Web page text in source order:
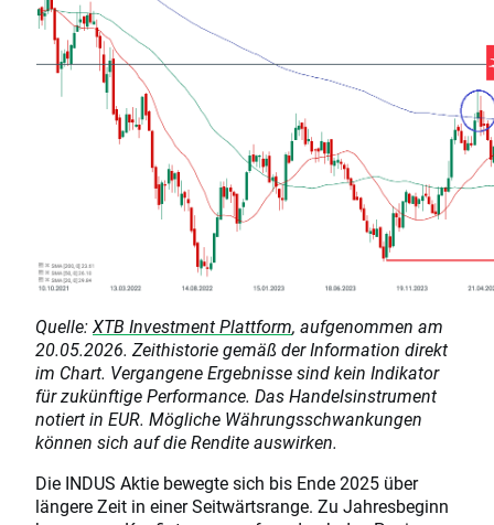
Quelle:XTB Investment Plattform, aufgenommen am
20.05.2026. Zeithistorie gemäß der Information direkt
im Chart. Vergangene Ergebnisse sind kein Indikator
für zukünftige Performance. Das Handelsinstrument
notiert in EUR. Mögliche Währungsschwankungen
können sich auf die Rendite auswirken.
Die INDUS Aktie bewegte sich bis Ende 2025 über
längere Zeit in einer Seitwärtsrange. Zu Jahresbeginn